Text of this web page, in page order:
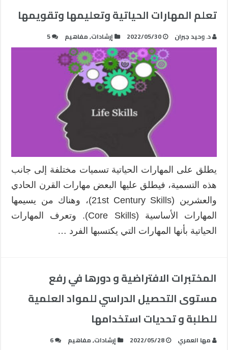
تعلم المهارات الحياتية وتعليمها وتقويمها
د. وحيد جبران 2022/05/30 إرشادات,مفاهيم 5
يطلق على المهارات الحياتية تسميات مختلفة إلى جانب
هذه التسمية، فيطلق عليها البعض مهارات القرن الحادي
والعشرين (21st Century Skills)، وهناك من يسيمها
المهارات الأساسية (Core Skills). وتعرف المهارات
الحياتية بأنها المهارات التي يكتسبها الفرد …
المختبرات الافتراضية و دورها في رفع
مستوى التحصيل الدراسي للمواد العلمية
للطلبة و تحديات استخدامها
مها العمري 2022/05/28 إرشادات,مفاهيم 6